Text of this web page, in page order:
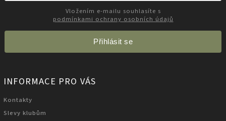
podmínkami ochrany osobních údajů
Přihlásit se
INFORMACE PRO VÁS
Kontakty
Slevy klubům